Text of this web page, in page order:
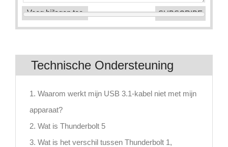
Voeg bijlagen toe
Technische Ondersteuning
1. Waarom werkt mijn USB 3.1-kabel niet met mijn
apparaat?
2. Wat is Thunderbolt 5
3. Wat is het verschil tussen Thunderbolt 1,